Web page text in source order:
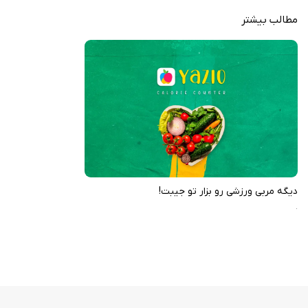
شمارش دقیق کالری و ماکروهای غذایی (پروتئین، کربوهیدرات، چربی)
پایگاه داده بسیار بزرگ مواد غذایی ایرانی و جهانی
اسکن بارکد برای ثبت سریع و آسان غذا
تنظیم اهداف شخصی کاهش وزن، افزایش وزن یا حفظ وزن
پیگیری مصرف آب و فعالیت‌های ورزشی روزانه
نمودارهای تحلیلی پیشرفت هفتگی و ماهانه
برنامه غذایی و پیشنهادهای هوشمند شخصی‌سازی‌شده
پشتیبانی از Apple Watch و همگام‌سازی ابری
مطالب بیشتر
دیگه مربی ورزشی رو بزار تو جیبت!
.